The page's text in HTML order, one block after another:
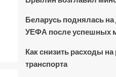
Беларусь поднялась на
УЕФА после успешных
Как снизить расходы
транспорта